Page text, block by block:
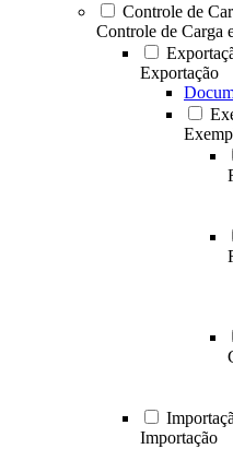
Controle de
Controle de Carga
Exportação
Importação